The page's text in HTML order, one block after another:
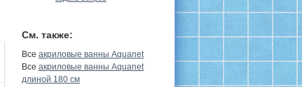
См. также:
Все акриловые ванны Aquanet
Все акриловые ванны Aquanet
длиной 180 см